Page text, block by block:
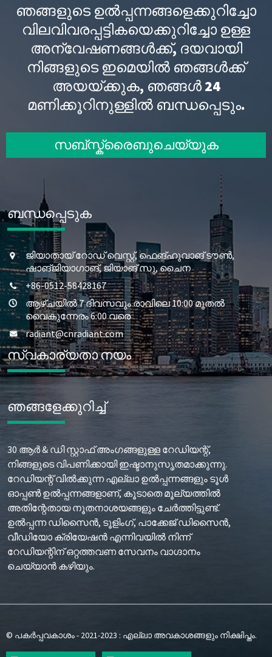
ഞങ്ങളുടെ ഉൽപ്പന്നങ്ങളെക്കുറിച്ചോ
വിലവിവരപ്പട്ടികയെക്കുറിച്ചോ ഉള്ള
അന്വേഷണങ്ങൾക്ക്, ദയവായി
നിങ്ങളുടെ ഇമെയിൽ ഞങ്ങൾക്ക്
അയയ്ക്കുക, ഞങ്ങൾ 24
മണിക്കൂറിനുള്ളിൽ ബന്ധപ്പെടും.
സബ്സ്ക്രൈബുചെയ്യുക
ബന്ധപ്പെടുക
ജിയാതായ് റോഡ് വെസ്റ്റ്, ഫെങ്‌ഹുവാങ് ടൗൺ,
ഷാങ്ജിയാഗാങ്, ജിയാങ് സു, ചൈന
+86-0512-58428167
ആഴ്ചയിൽ 7 ദിവസവും രാവിലെ 10:00 മുതൽ
വൈകുന്നേരം 6:00 വരെ
radiant@cnradiant.com
സ്വകാര്യതാ നയം
ഞങ്ങളേക്കുറിച്ച്
30 ആർ & ഡി സ്റ്റാഫ് അംഗങ്ങളുള്ള റേഡിയന്റ്,
നിങ്ങളുടെ വിപണിക്കായി ഇഷ്ടാനുസൃതമാക്കുന്നു.
റേഡിയന്റ് വിൽക്കുന്ന എല്ലാ ഉൽപ്പന്നങ്ങളും ടൂൾ
ഓപ്പൺ ഉൽപ്പന്നങ്ങളാണ്, കൂടാതെ മൂല്യത്തിൽ
അതിന്റേതായ നൂതനാശയങ്ങളും ചേർത്തിട്ടുണ്ട്.
ഉൽപ്പന്ന ഡിസൈൻ, ടൂളിംഗ്, പാക്കേജ് ഡിസൈൻ,
വീഡിയോ ക്രിയേഷൻ എന്നിവയിൽ നിന്ന്
റേഡിയന്റിന് ഒറ്റത്തവണ സേവനം വാഗ്ദാനം
ചെയ്യാൻ കഴിയും.
© പകർപ്പവകാശം - 2021-2023 : എല്ലാ അവകാശങ്ങളും നിക്ഷിപ്തം.